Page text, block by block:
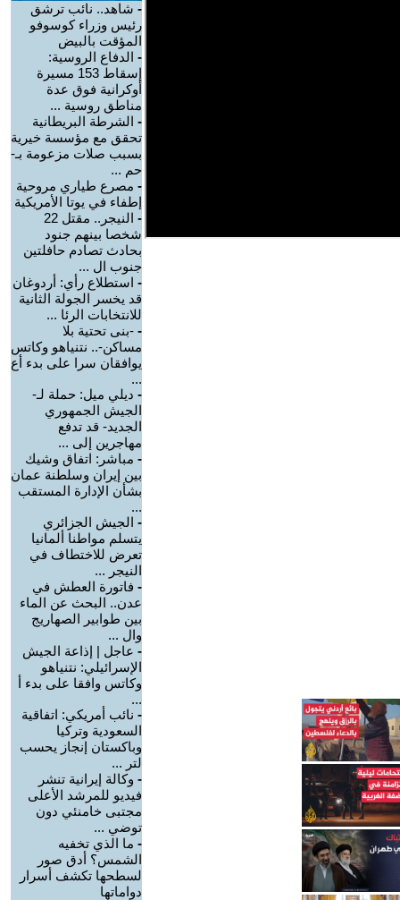
- شاهد.. نائب ترشق
رئيس وزراء كوسوفو
المؤقت بالبيض
- الدفاع الروسية:
إسقاط 153 مسيرة
أوكرانية فوق عدة
مناطق روسية ...
- الشرطة البريطانية
تحقق مع مؤسسة خيرية
بسبب صلات مزعومة بـ-
حم ...
- مصرع طياري مروحية
إطفاء في يوتا الأمريكية
-
النيجر.. مقتل 22
شخصا بينهم جنود
بحادث تصادم حافلتين
جنوب ال ...
- استطلاع رأي: أردوغان
قد يخسر الجولة الثانية
للانتخابات الرئا ...
- -بنى تحتية بلا
مساكن-.. نتنياهو وكاتس
يوافقان سرا على بدء أع
...
- ديلي ميل: حملة لـ-
الجيش الجمهوري
الجديد- قد تدفع
مهاجرين إلى ...
- مباشر: اتفاق وشيك
بين إيران وسلطنة عمان
بشأن الإدارة المستقب
...
- الجيش الجزائري
يتسلم مواطنا ألمانيا
تعرض للاختطاف في
النيجر ...
- فاتورة العطش في
عدن.. البحث عن الماء
بين طوابير الصهاريج
وال ...
- عاجل | إذاعة الجيش
الإسرائيلي: نتنياهو
وكاتس وافقا على بدء أ
...
- نائب أمريكي: اتفاقية
السعودية وتركيا
وباكستان إنجاز يحسب
لتر ...
- وكالة إيرانية تنشر
فيديو للمرشد الأعلى
مجتبى خامنئي دون
توضي ...
- ما الذي تخفيه
الشمس؟ أدق صور
لسطحها تكشف أسرار
دواماتها